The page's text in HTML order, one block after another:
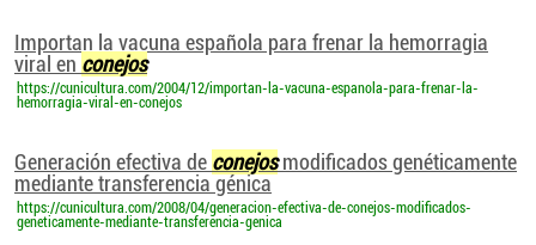
Importan la vacuna española para frenar la hemorragia
viral en conejos
https://cunicultura.com/2004/12/importan-la-vacuna-espanola-para-frenar-la-
hemorragia-viral-en-conejos
Generación efectiva de conejosmodificados genéticamente
mediante transferencia génica
https://cunicultura.com/2008/04/generacion-efectiva-de-conejos-modificados-
geneticamente-mediante-transferencia-genica